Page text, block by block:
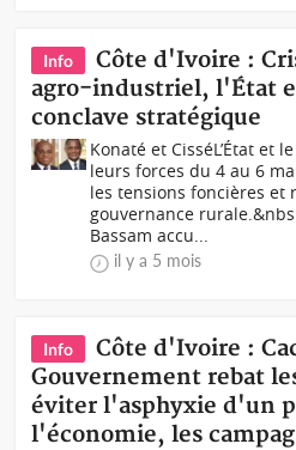
Info
Côte d'Ivoire :
agro-industriel, l'État
conclave stratégique
Konaté et CisséL’État et
leurs forces du 4 au 6
les tensions foncières et
gouvernance
Bassam accu...
il y a 5 mois
Info
Côte d'Ivoire :
Gouvernement rebat
éviter l'asphyxie d'un
l'économie, les